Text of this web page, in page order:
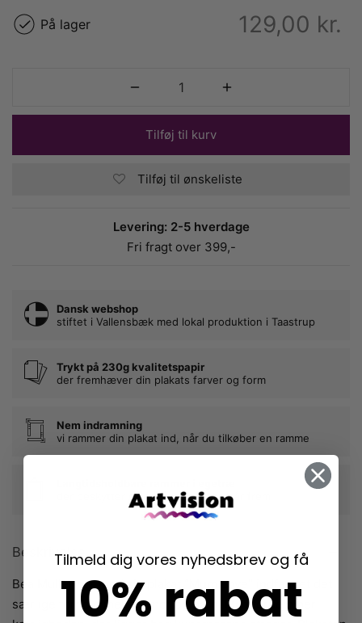
129,00 kr.
På lager
Tilføj til kurv
Tilføj til ønskeliste
Levering: 2-5 hverdage
Fri fragt over 399,-
Dansk webshop
stiftet i Vallensbæk med lokal produktion i Taastrup
Trykt på 230g kvalitetspapir
der fremhæver din plakats farver og form
Nem indramning
vi rammer din plakat ind, når du tilkøber en ramme
der beskytter dine plakater mange år frem
Beskrivelse
Bea Muller har med sin plakat “Mum Love” indfanget det
særlige forhold mellem mor og barn. Man fornemmer
Tilmeld dig vores nyhedsbrev og få
10% rabat